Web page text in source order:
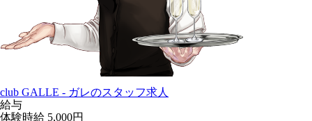
club GALLE - ガレのスタッフ求人
給与
体験時給 5,000円